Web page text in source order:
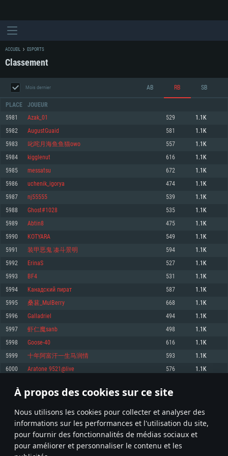
À propos des cookies sur ce site
Nous utilisons les cookies pour collecter et analyser des
informations sur les performances et l'utilisation du site,
pour fournir des fonctionnalités de médias sociaux et
pour améliorer et personnaliser le contenu et les
CONFIGURATION SYSTÈME REQUISE
Minimum
OS: Windows 10 (64 bit)
Processeur: Dual-Core 2.2 GHz
Mémoire: 4 GB
Carte graphique supportant DirectX 11: AMD Radeon 77XX / NVIDIA
GeForce GTX 660. La résolution minimale supportée par le jeu est de 720p
Connection: Connexion Internet à haut débit
Disque dur: 23.1 Go (client minimal)
Recommandée
1060 et plus, Radeon RX 570 et plus.
Disque dur: 75.9 Go (client complet)
Minimum
OS: Mac OS Big Sur 11.0 ou plus récent
Processeur: Core i5, minimum 2.2GHz (Les processeurs Intel Xeon ne sont
pas supportés)
Mémoire: 6 GB
Carte graphique: Intel Iris Pro 5200 (Mac), ou analogue AMD/Nvidia. La
résolution minimale supportée par le jeu est de 720p.
Connection: Connexion Internet à haut débit
Disque dur: 62,2 Go (client minimal)
Recommandée
OS: Mac OS Big Sur 11.0 ou plus récent
Processeur: Core i7 (Les processeurs Intel Xeon ne sont pas supportés)
Mémoire: 8 GB
Carte graphique: Radeon Vega II ou plus avec support de Metal
Disque dur: 62,2 Go (client complet)
Minimum
OS: Les configurations Linux 64 bits les plus modernes
Processeur: Dual-Core 2.4 GHz
Mémoire: 4 GB
Carte graphique: NVIDIA 660 avec les derniers drivers (moins de 6 mois) /
de même pour AMD (La résolution minimale supportée par le jeu est de
720p)
Connection: Connexion Internet à haut débit
Disque dur: 62,2 Go (client minimal)
Recommandée
OS: Ubuntu 20.04 64bit
Processeur: Intel Core i7
Mémoire: 8 GB
Carte graphique: NVIDIA 1060 avec les derniers drivers (moins de 6 mois) /
6 mois et supportant Vulkan
Connection: Connexion Internet à haut débit
Disque dur: 60,2 Go (client complet)
ACCUEIL ESPORTS
Classement
Mois dernier AB RB SB
PLACE JOUEUR
5981 Azak_01 529 1.1K
5982 AugustGuaid 581 1.1K
5983 叱咤月海鱼鱼猫owo 557 1.1K
5984 kigglenut 616 1.1K
5985 messatsu 672 1.1K
5986 uchenik_igorya 474 1.1K
5987 nj55555 539 1.1K
5988 Ghost#1028 535 1.1K
5989 Abtin8 475 1.1K
5990 KОTYARA 549 1.1K
5991 装甲恶鬼 凑斗景明 594 1.1K
5992 ErinaS 527 1.1K
5993 BF4 531 1.1K
5994 Kанадский пират 587 1.1K
5995 桑葚_MulBerry 668 1.1K
5996 Galladriel 494 1.1K
5997 虾仁魔sanb 498 1.1K
5998 Goose-40 616 1.1K
5999 十年阿富汗一生马润情 593 1.1K
6000 Aratone 9521@live 576 1.1K
* Classement mis à jour quotidiennement
299 300 301 400